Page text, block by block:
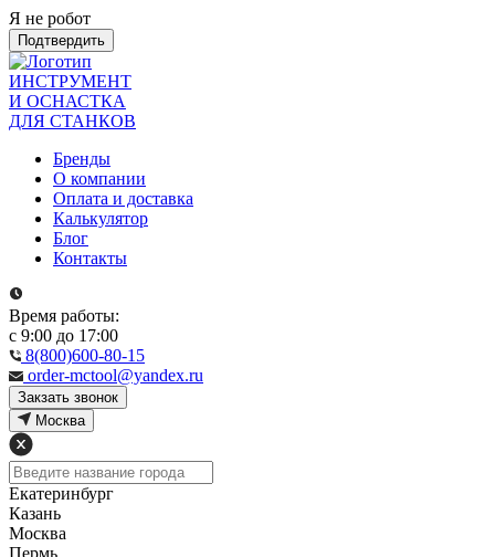
Я не робот
Подтвердить
ИНСТРУМЕНТ
И ОСНАСТКА
ДЛЯ СТАНКОВ
Бренды
О компании
Оплата и доставка
Калькулятор
Блог
Контакты
Время работы:
с 9:00 до 17:00
8(800)600-80-15
order-mctool@yandex.ru
Закзать звонок
Москва
Екатеринбург
Казань
Москва
Пермь